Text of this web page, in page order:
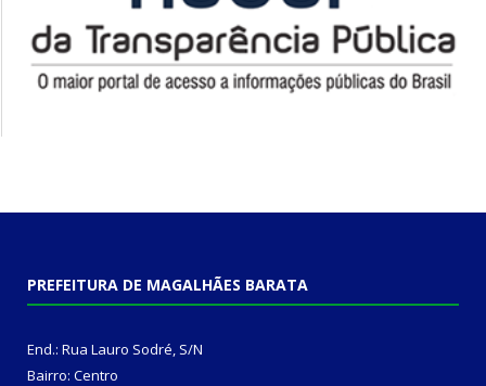
PREFEITURA DE MAGALHÃES BARATA
End.: Rua Lauro Sodré, S/N
Bairro: Centro